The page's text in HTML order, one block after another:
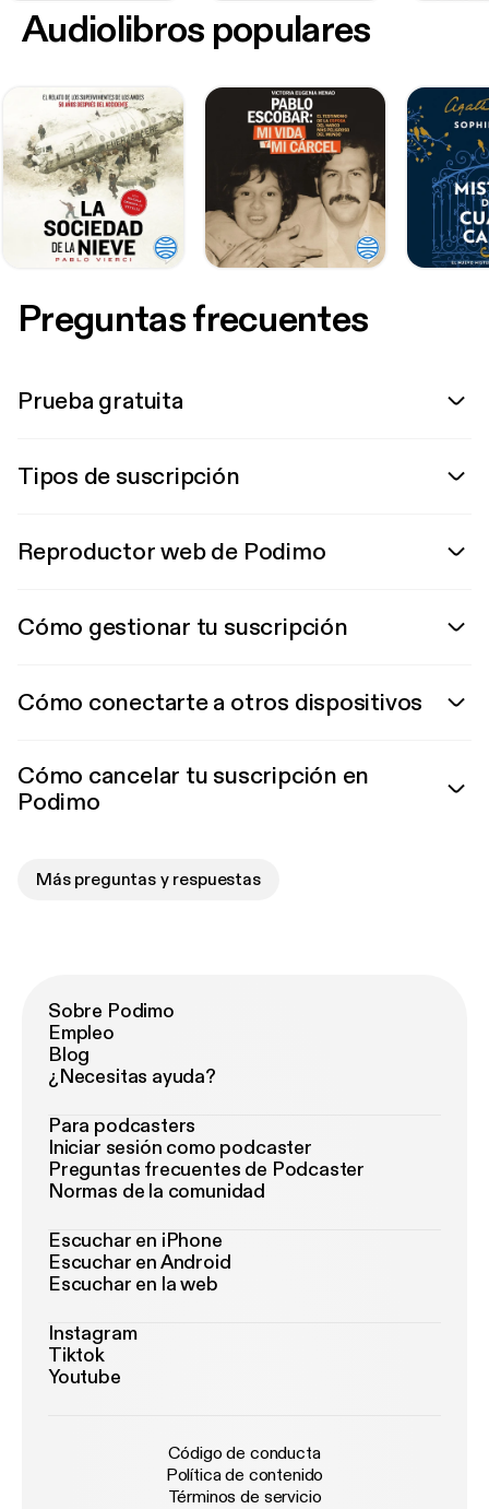
Audiolibros populares
Preguntas frecuentes
Prueba gratuita
Tipos de suscripción
Reproductor web de Podimo
Cómo gestionar tu suscripción
Cómo conectarte a otros dispositivos
Cómo cancelar tu suscripción en
Podimo
Más preguntas y respuestas
Sobre Podimo
Empleo
Blog
¿Necesitas ayuda?
Para podcasters
Iniciar sesión como podcaster
Preguntas frecuentes de Podcaster
Normas de la comunidad
Escuchar en iPhone
Escuchar en Android
Escuchar en la web
Instagram
Tiktok
Youtube
Código de conducta
Política de contenido
Términos de servicio